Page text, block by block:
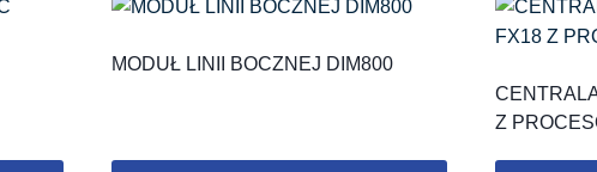
MODUŁ LINII BOCZNEJ DIM800
Z